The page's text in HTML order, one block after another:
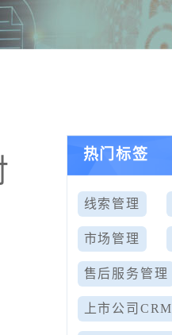
热门标签
线索管理
市场管理
售后服务管理
上市公司CRM